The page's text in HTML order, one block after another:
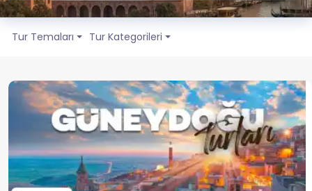
Tur Temaları Tur Kategorileri